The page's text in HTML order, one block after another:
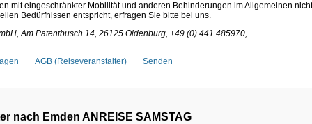
mit eingeschränkter Mobilität und anderen Behinderungen im Allgemeinen nicht
Bedürfnissen entspricht, erfragen Sie bitte bei uns.
Am Patentbusch 14, 26125 Oldenburg, +49 (0) 441 485970,
AGB (Reiseveranstalter) Senden
nach Emden ANREISE SAMSTAG